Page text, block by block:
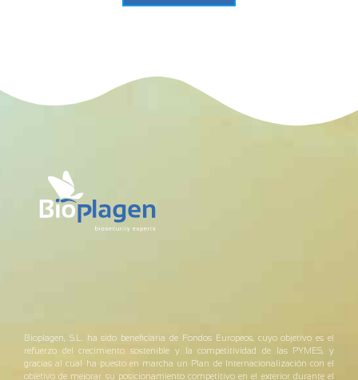
Bioplagen, S.L. ha sido beneficiaria de Fondos Europeos, cuyo objetivo es el
refuerzo del crecimiento sostenible y la competitividad de las PYMES, y
gracias al cual ha puesto en marcha un Plan de Internacionalización con el
objetivo de mejorar su posicionamiento competitivo en el exterior durante el